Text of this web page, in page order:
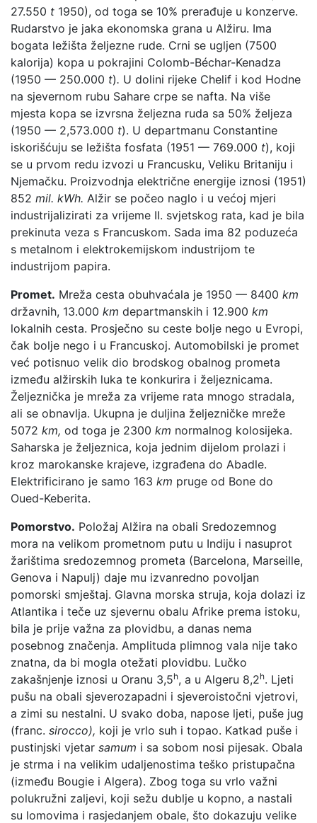
27.550 t 1950), od toga se 10% prerađuje u konzerve.
Rudarstvo je jaka ekonomska grana u Alžiru. Ima
bogata ležišta željezne rude. Crni se ugljen (7500
kalorija) kopa u pokrajini Colomb-Béchar-Kenadza
(1950 — 250.000 t). U dolini rijeke Chelif i kod Hodne
na sjevernom rubu Sahare crpe se nafta. Na više
mjesta kopa se izvrsna željezna ruda sa 50% željeza
(1950 — 2,573.000 t). U departmanu Constantine
iskorišćuju se ležišta fosfata (1951 — 769.000 t), koji
se u prvom redu izvozi u Francusku, Veliku Britaniju i
Njemačku. Proizvodnja električne energije iznosi (1951)
852 mil. kWh. Alžir se počeo naglo i u većoj mjeri
industrijalizirati za vrijeme II. svjetskog rata, kad je bila
prekinuta veza s Francuskom. Sada ima 82 poduzeća
s metalnom i elektrokemijskom industrijom te
industrijom papira.
Promet. Mreža cesta obuhvaćala je 1950 — 8400 km
državnih, 13.000 km departmanskih i 12.900 km
lokalnih cesta. Prosječno su ceste bolje nego u Evropi,
čak bolje nego i u Francuskoj. Automobilski je promet
već potisnuo velik dio brodskog obalnog prometa
između alžirskih luka te konkurira i željeznicama.
Željeznička je mreža za vrijeme rata mnogo stradala,
ali se obnavlja. Ukupna je duljina željezničke mreže
5072 km, od toga je 2300 km normalnog kolosijeka.
Saharska je željeznica, koja jednim dijelom prolazi i
kroz marokanske krajeve, izgrađena do Abadle.
Elektrificirano je samo 163 km pruge od Bone do
Oued-Keberita.
Pomorstvo. Položaj Alžira na obali Sredozemnog
mora na velikom prometnom putu u Indiju i nasuprot
žarištima sredozemnog prometa (Barcelona, Marseille,
Genova i Napulj) daje mu izvanredno povoljan
pomorski smještaj. Glavna morska struja, koja dolazi iz
Atlantika i teče uz sjevernu obalu Afrike prema istoku,
bila je prije važna za plovidbu, a danas nema
posebnog značenja. Amplituda plimnog vala nije tako
znatna, da bi mogla otežati plovidbu. Lučko
zakašnjenje iznosi u Oranu 3,5h, a u Algeru 8,2h. Ljeti
pušu na obali sjeverozapadni i sjeveroistočni vjetrovi,
a zimi su nestalni. U svako doba, napose ljeti, puše jug
(franc. sirocco), koji je vrlo suh i topao. Katkad puše i
pustinjski vjetar samum i sa sobom nosi pijesak. Obala
je strma i na velikim udaljenostima teško pristupačna
(između Bougie i Algera). Zbog toga su vrlo važni
polukružni zaljevi, koji sežu dublje u kopno, a nastali
su lomovima i rasjedanjem obale, što dokazuju velike